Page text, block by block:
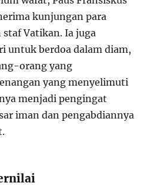
kunjungan para
Vatikan. Ia juga
untuk berdoa dalam diam,
orang yang
yang menyelimuti
menjadi pengingat
iman dan pengabdiannya